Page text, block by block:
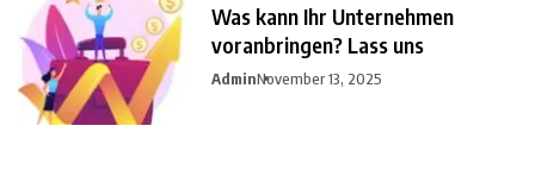
Was kann Ihr Unternehmen
voranbringen? Lass uns
AdminNovember 13, 2025